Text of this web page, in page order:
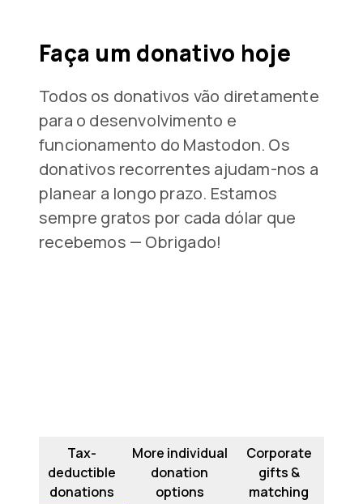
Faça um donativo hoje
Todos os donativos vão diretamente
para o desenvolvimento e
funcionamento do Mastodon. Os
donativos recorrentes ajudam-nos a
planear a longo prazo. Estamos
sempre gratos por cada dólar que
recebemos — Obrigado!
Tax-
deductible
donations
More individual
donation
options
Corporate
gifts &
matching